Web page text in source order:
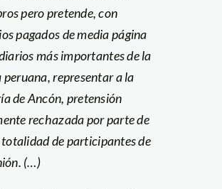
pero pretende, con
pagados de media página
más importantes de la
peruana, representar a la
de Ancón, pretensión
rechazada por parte de
de participantes de
(…)